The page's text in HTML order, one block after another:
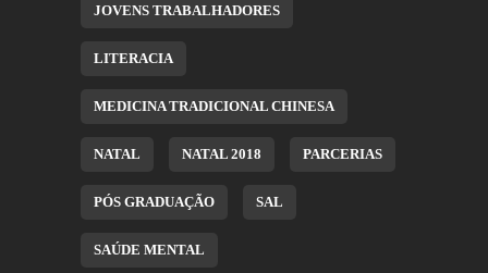
JOVENS TRABALHADORES
LITERACIA
MEDICINA TRADICIONAL CHINESA
NATAL NATAL 2018 PARCERIAS
PÓS GRADUAÇÃO SAL
SAÚDE MENTAL